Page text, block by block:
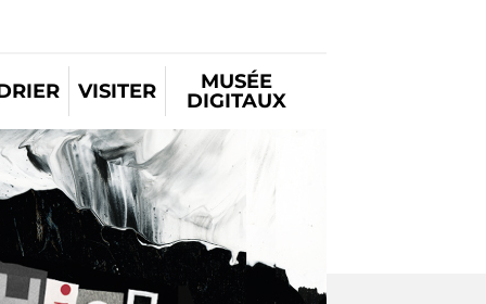
VISITER
MUSÉE
DIGITAUX